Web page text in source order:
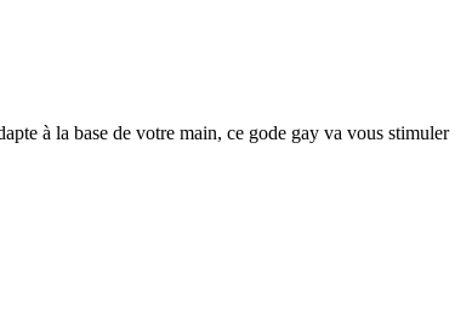
à la base de votre main, ce gode gay va vous stimuler